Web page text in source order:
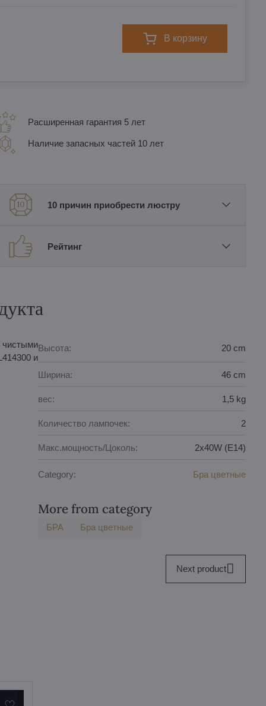
в корзину
Расширенная гарантия 5 лет
Наличие запасных частей 10 лет
10 причин приобрести люстру
Рейтинг
и
Высота: 20 cm
Ширина: 46 cm
вес: 1,5 kg
Количество лампочек: 2
Макс.мощность/Цоколь: 2x40W (E14)
Category: Бра цветные
More from category
БPA Бра цветные
Next product